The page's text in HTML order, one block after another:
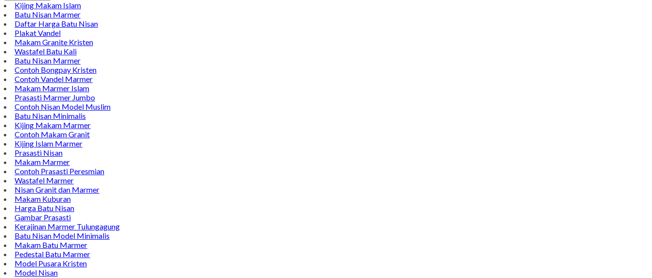
Kijing Makam Islam
Batu Nisan Marmer
Daftar Harga Batu Nisan
Plakat Vandel
Makam Granite Kristen
Wastafel Batu Kali
Batu Nisan Marmer
Contoh Bongpay Kristen
Contoh Vandel Marmer
Makam Marmer Islam
Prasasti Marmer Jumbo
Contoh Nisan Model Muslim
Batu Nisan Minimalis
Kijing Makam Marmer
Contoh Makam Granit
Kijing Islam Marmer
Prasasti Nisan
Makam Marmer
Contoh Prasasti Peresmian
Wastafel Marmer
Nisan Granit dan Marmer
Makam Kuburan
Harga Batu Nisan
Gambar Prasasti
Kerajinan Marmer Tulungagung
Batu Nisan Model Minimalis
Makam Batu Marmer
Pedestal Batu Marmer
Model Pusara Kristen
Model Nisan